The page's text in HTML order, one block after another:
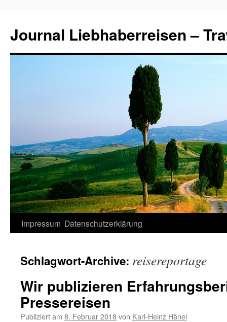
Journal Liebhaberreisen –
Zum
springen
Impressum Datenschutzerklärung
Schlagwort-Archive: reisereportage
Wir publizieren
Pressereisen
Publiziert am 8. Februar 2018von Karl-Heinz Hänel